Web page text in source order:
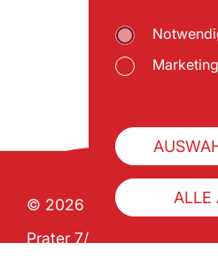
Marketing
ALLE
© 2026 Wiener
Prater 7/1 | A-1020 Wien